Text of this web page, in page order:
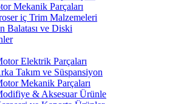
Mekanik Parçaları
iç Trim Malzemeleri
Balatası ve Diski
Elektrik Parçaları
Takım ve Süspansiyon
Mekanik Parçaları
& Aksesuar Ürünle